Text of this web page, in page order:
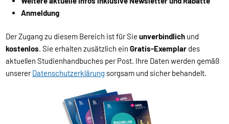
Anmeldung
Der Zugang zu diesem Bereich ist für Sieunverbindlich und
kostenlos. Sie erhalten zusätzlich einGratis-Exemplar des
aktuellen Studienhandbuches per Post. Ihre Daten werden gemäß
unsererDatenschutzerklärung sorgsam und sicher behandelt.